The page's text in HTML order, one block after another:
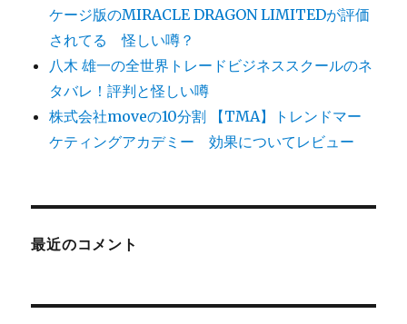
ケージ版のMIRACLE DRAGON LIMITEDが評価
されてる 怪しい噂？
八木 雄一の全世界トレードビジネススクールのネ
タバレ！評判と怪しい噂
株式会社moveの10分割 【TMA】トレンドマー
ケティングアカデミー 効果についてレビュー
最近のコメント